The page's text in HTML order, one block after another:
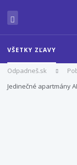
VŠETKY ZĽAVY
Odpadneš.sk
Jedinečné apartmány